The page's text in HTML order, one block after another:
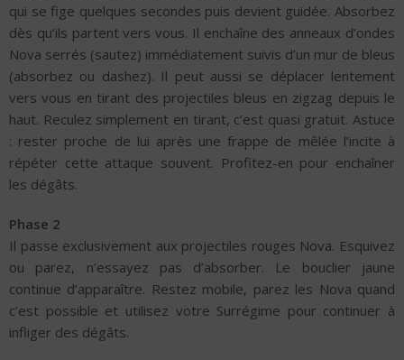
qui se fige quelques secondes puis devient guidée. Absorbez
dès qu’ils partent vers vous. Il enchaîne des anneaux d’ondes
Nova serrés (sautez) immédiatement suivis d’un mur de bleus
(absorbez ou dashez). Il peut aussi se déplacer lentement
vers vous en tirant des projectiles bleus en zigzag depuis le
haut. Reculez simplement en tirant, c’est quasi gratuit. Astuce
: rester proche de lui après une frappe de mêlée l’incite à
répéter cette attaque souvent. Profitez-en pour enchaîner
les dégâts.
Phase 2
Il passe exclusivement aux projectiles rouges Nova. Esquivez
ou parez, n’essayez pas d’absorber. Le bouclier jaune
continue d’apparaître. Restez mobile, parez les Nova quand
c’est possible et utilisez votre Surrégime pour continuer à
infliger des dégâts.